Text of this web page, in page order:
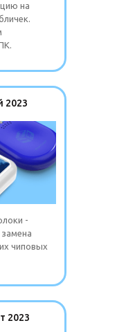
на
2023
-
чиповых
2023